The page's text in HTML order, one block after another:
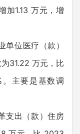
加1.13 万元，增
位医疗（款）
31.22 万元，比
主要是基数调
出（款）住房